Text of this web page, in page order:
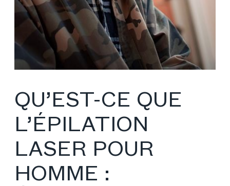
QU’EST-CE QUE
L’ÉPILATION
LASER POUR
HOMME :